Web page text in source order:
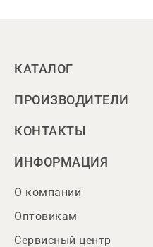
КАТАЛОГ
ПРОИЗВОДИТЕЛИ
КОНТАКТЫ
ИНФОРМАЦИЯ
О компании
Оптовикам
Сервисный центр